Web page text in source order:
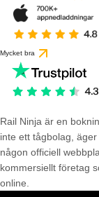
Mycket bra
Rail Ninja är en
inte ett tågbolag,
någon officiell
kommersiellt företag
online.